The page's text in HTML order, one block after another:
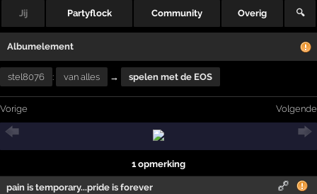
Jij Partyflock Community Overig 🔍
Albumelement
stel8076 : van alles → spelen met de EOS
Vorige Volgende
1 opmerking
pain is temporary...pride is forever